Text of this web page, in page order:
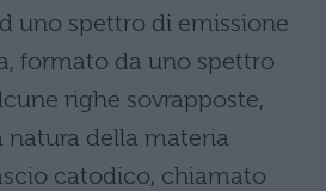
uno spettro di emissione
formato da uno spettro
righe sovrapposte,
della materia
catodico, chiamato